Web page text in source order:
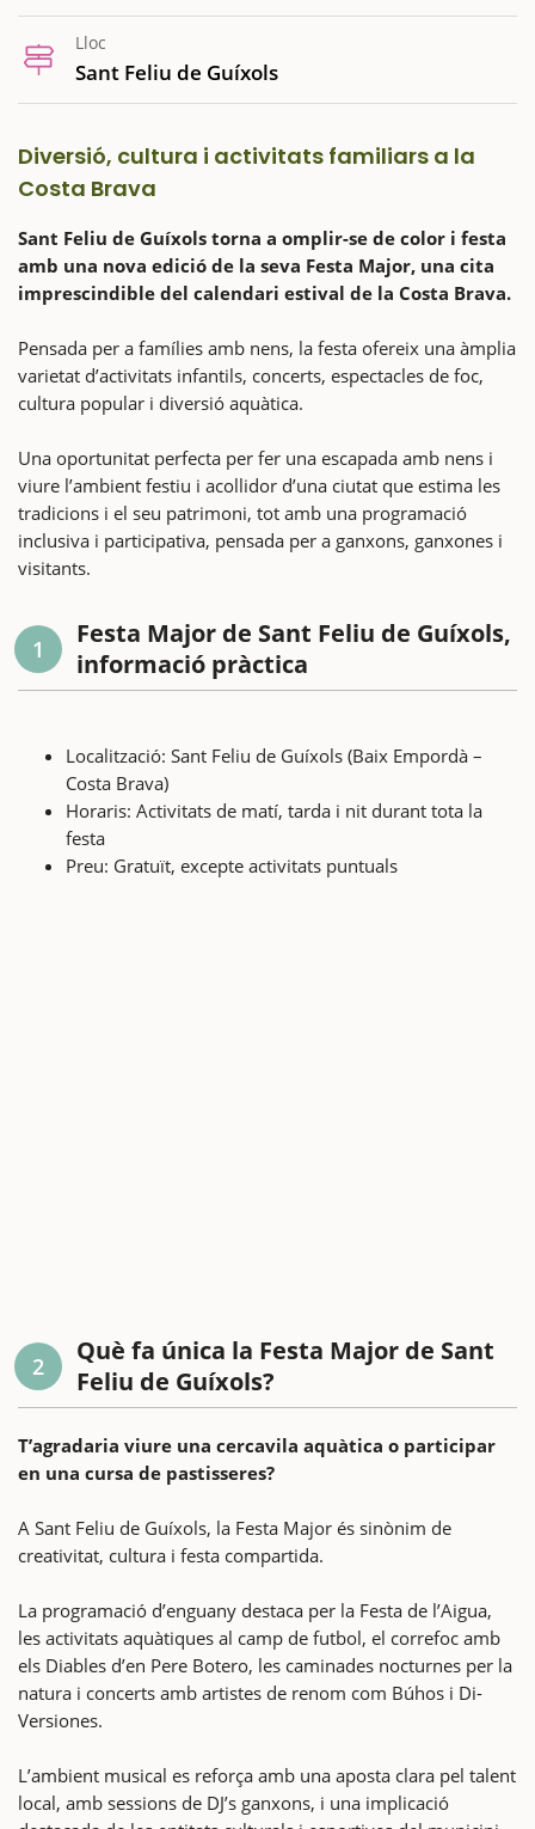
Lloc
Sant Feliu de Guíxols
Diversió, cultura i activitats familiars a la
Costa Brava
Sant Feliu de Guíxols torna a omplir-se de color i festa
amb una nova edició de la seva Festa Major, una cita
imprescindible del calendari estival de la Costa Brava.
Pensada per a famílies amb nens, la festa ofereix una àmplia
varietat d’activitats infantils, concerts, espectacles de foc,
cultura popular i diversió aquàtica.
Una oportunitat perfecta per fer una escapada amb nens i
viure l’ambient festiu i acollidor d’una ciutat que estima les
tradicions i el seu patrimoni, tot amb una programació
inclusiva i participativa, pensada per a ganxons, ganxones i
visitants.
1
Festa Major de Sant Feliu de Guíxols,
informació pràctica
Localització: Sant Feliu de Guíxols (Baix Empordà –
Costa Brava)
Horaris: Activitats de matí, tarda i nit durant tota la
festa
Preu: Gratuït, excepte activitats puntuals
2
Què fa única la Festa Major de Sant
Feliu de Guíxols?
T’agradaria viure una cercavila aquàtica o participar
en una cursa de pastisseres?
A Sant Feliu de Guíxols, la Festa Major és sinònim de
creativitat, cultura i festa compartida.
La programació d’enguany destaca per la Festa de l’Aigua,
les activitats aquàtiques al camp de futbol, el correfoc amb
els Diables d’en Pere Botero, les caminades nocturnes per la
natura i concerts amb artistes de renom com Búhos i Di-
Versiones.
L’ambient musical es reforça amb una aposta clara pel talent
local, amb sessions de DJ’s ganxons, i una implicació